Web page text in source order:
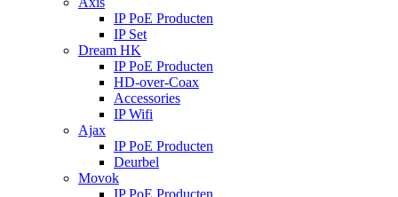
IP PoE Producten
IP Set
Dream HK
IP PoE Producten
HD-over-Coax
Accessories
IP Wifi
Ajax
IP PoE Producten
Deurbel
Movok
IP PoE Producten